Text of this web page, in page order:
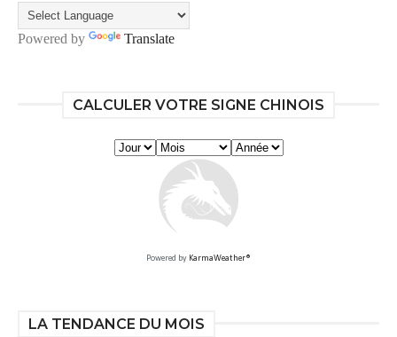
Powered by Translate
CALCULER VOTRE SIGNE CHINOIS
Powered by KarmaWeather®
LA TENDANCE DU MOIS